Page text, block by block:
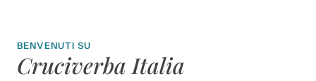
BENVENUTI SU
Cruciverba Italia